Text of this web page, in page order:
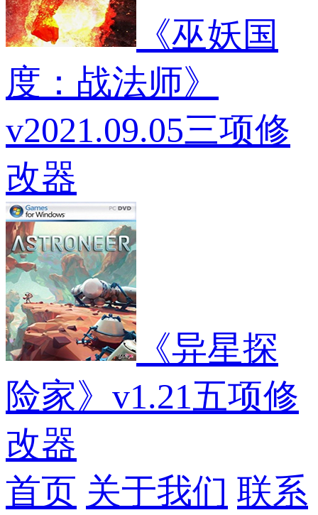
《巫妖国
度：战法师》
v2021.09.05三项修
改器
《异星探
险家》v1.21五项修
改器
首页 关于我们 联系